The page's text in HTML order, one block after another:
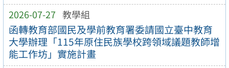
2026-07-27 教學組
函轉教育部國民及學前教育署委請國立臺中教育
大學辦理「115年原住民族學校跨領域議題教師增
能工作坊」實施計畫